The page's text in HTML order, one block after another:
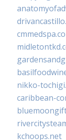
nikko-
caribbean-
kchoops.net